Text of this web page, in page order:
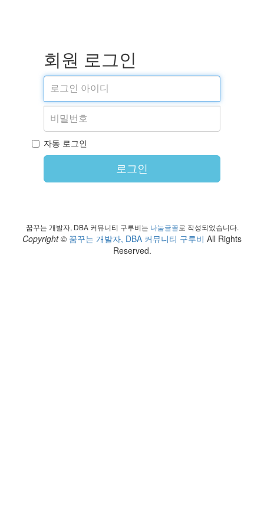
회원 로그인
자동 로그인
로그인
꿈꾸는 개발자, DBA 커뮤니티 구루비는 나눔글꼴로 작성되었습니다.
Copyright © 꿈꾸는 개발자, DBA 커뮤니티 구루비 All Rights
Reserved.